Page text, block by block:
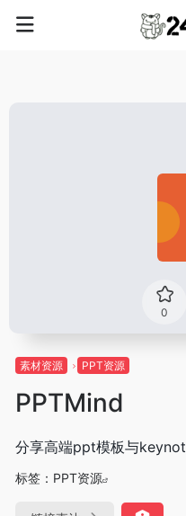
0
素材资源 PPT资源
PPTMind
分享高端ppt模板与
标签： PPT资源